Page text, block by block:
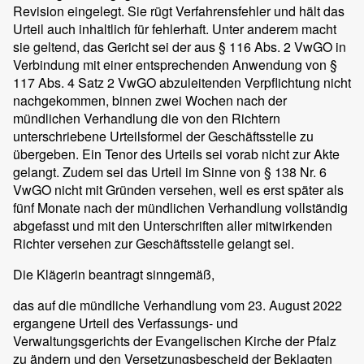
Revision eingelegt. Sie rügt Verfahrensfehler und hält das
Urteil auch inhaltlich für fehlerhaft. Unter anderem macht
sie geltend, das Gericht sei der aus § 116 Abs. 2 VwGO in
Verbindung mit einer entsprechenden Anwendung von §
117 Abs. 4 Satz 2 VwGO abzuleitenden Verpflichtung nicht
nachgekommen, binnen zwei Wochen nach der
mündlichen Verhandlung die von den Richtern
unterschriebene Urteilsformel der Geschäftsstelle zu
übergeben. Ein Tenor des Urteils sei vorab nicht zur Akte
gelangt. Zudem sei das Urteil im Sinne von § 138 Nr. 6
VwGO nicht mit Gründen versehen, weil es erst später als
fünf Monate nach der mündlichen Verhandlung vollständig
abgefasst und mit den Unterschriften aller mitwirkenden
Richter versehen zur Geschäftsstelle gelangt sei.
Die Klägerin beantragt sinngemäß,
das auf die mündliche Verhandlung vom 23. August 2022
ergangene Urteil des Verfassungs- und
Verwaltungsgerichts der Evangelischen Kirche der Pfalz
zu ändern und den Versetzungsbescheid der Beklagten